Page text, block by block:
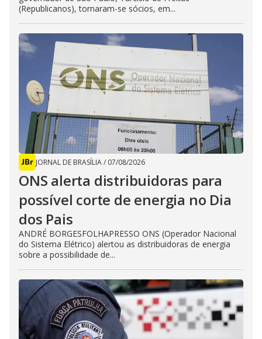
(Republicanos), tornaram-se sócios, em...
JORNAL DE BRASÍLIA/ 07/08/2026
ONS alerta distribuidoras para
possível corte de energia no Dia
dos Pais
ANDRÉ BORGESFOLHAPRESSO ONS (Operador Nacional
do Sistema Elétrico) alertou as distribuidoras de energia
sobre a possibilidade de...